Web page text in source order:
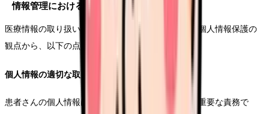
情報管理における注意点
医療情報の取り扱いには、特別な配慮が必要です。個人情報保護の
観点から、以下の点に注意が必要です。
個人情報の適切な取り扱い
患者さんの個人情報は、医療従事者として守るべき重要な責務で